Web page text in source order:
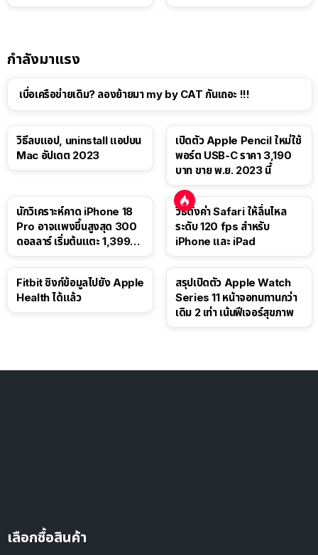
กำลังมาแรง
เบื่อเครือข่ายเดิม? ลองย้ายมา my by CAT กันเถอะ !!!
วิธีลบแอป, uninstall แอปบน
Mac อัปเดต 2023
เปิดตัว Apple Pencil ใหม่ใช้
พอร์ต USB-C ราคา 3,190
บาท ขาย พ.ย. 2023 นี้
นักวิเคราะห์คาด iPhone 18
Pro อาจแพงขึ้นสูงสุด 300
ดอลลาร์ เริ่มต้นแตะ 1,399
วิธีตั้งค่า Safari ให้ลื่นไหล
ระดับ 120 fps สำหรับ
iPhone และ iPad
Fitbit ซิงก์ข้อมูลไปยัง Apple
Health ได้แล้ว
สรุปเปิดตัว Apple Watch
Series 11 หน้าจอทนทานกว่า
เดิม 2 เท่า เน้นฟีเจอร์สุขภาพ
เลือกซื้อสินค้า